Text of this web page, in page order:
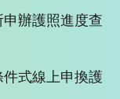
申辦護照進度查
件式線上申換護